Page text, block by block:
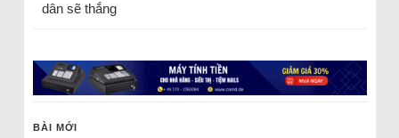
dân sẽ thắng
BÀI MỚI